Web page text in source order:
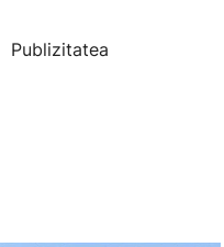
Publizitatea